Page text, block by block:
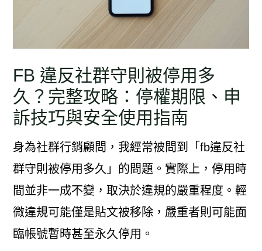
FB 違反社群守則被停用多
久？完整攻略：停權期限、申
訴技巧與安全使用指南
身為社群行銷顧問，我經常被問到「fb違反社
群守則被停用多久」的問題。實際上，停用時
間並非一成不變，取決於違規的嚴重程度。輕
微違規可能僅是貼文被移除，嚴重者則可能面
臨帳號暫時甚至永久停用。